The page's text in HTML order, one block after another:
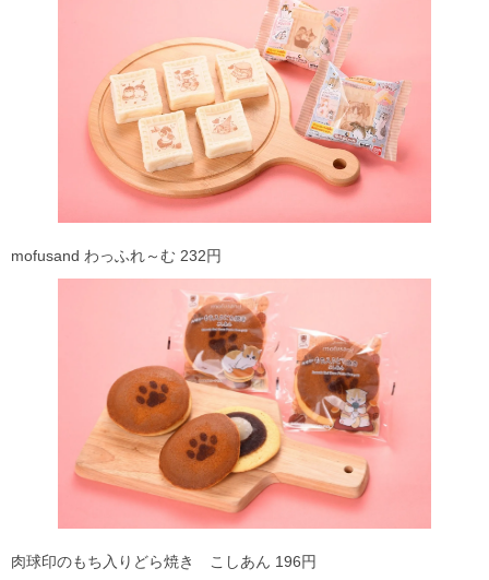
mofusand わっふれ～む 232円
肉球印のもち入りどら焼き こしあん 196円